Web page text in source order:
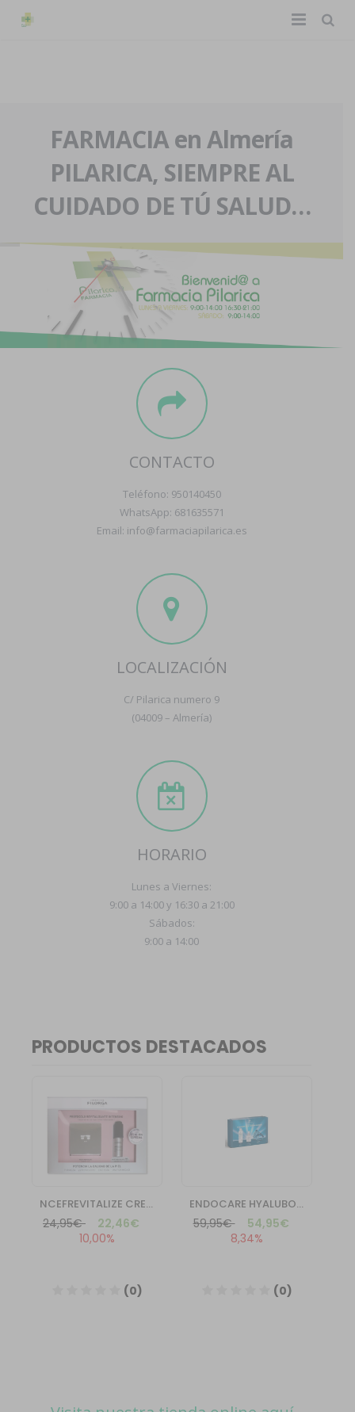
La farmacia
Nuestra historia
Nuestro equipo
Eventos
Servicios y reservas
Pedidos express
Contacto
Boletín
FARMACIA en Almería
PILARICA, SIEMPRE AL
CUIDADO DE TÚ SALUD…
CONTACTO
Teléfono: 950140450
WhatsApp: 681635571
Email: info@farmaciapilarica.es
LOCALIZACIÓN
C/ Pilarica numero 9
(04009 – Almería)
HORARIO
Lunes a Viernes:
9:00 a 14:00 y 16:30 a 21:00
Sábados:
9:00 a 14:00